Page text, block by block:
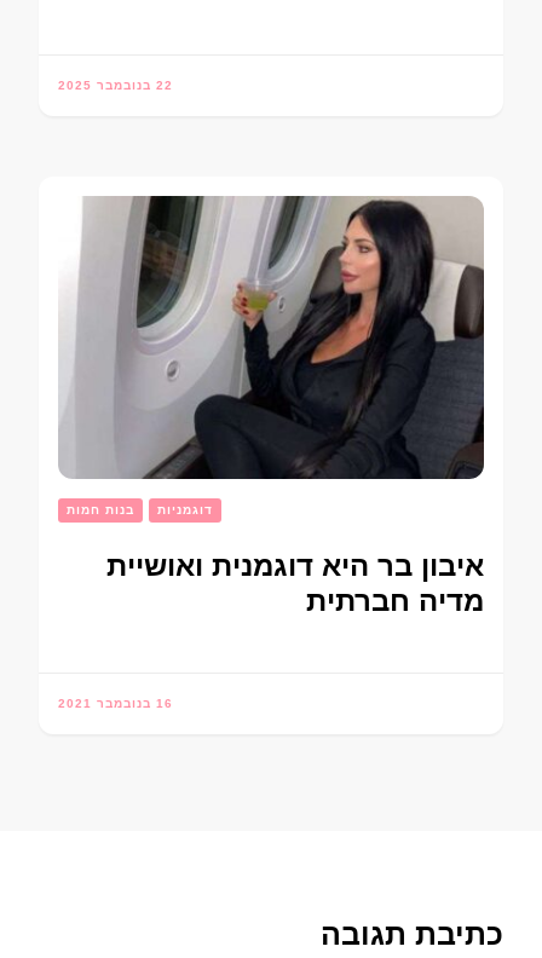
22 בנובמבר 2025
בנות חמות דוגמניות
איבון בר היא דוגמנית ואושיית
מדיה חברתית
16 בנובמבר 2021
כתיבת תגובה